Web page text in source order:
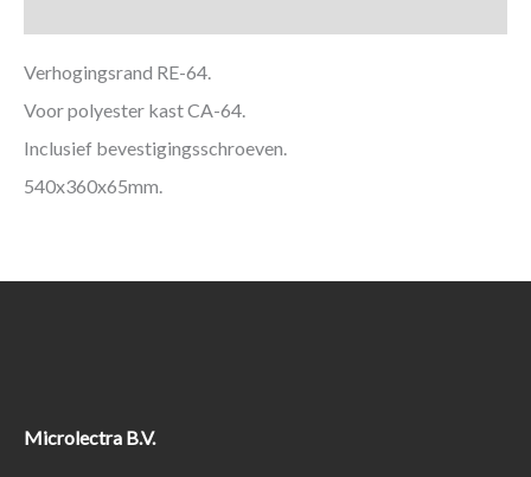
Verhogingsrand RE-64.
Voor polyester kast CA-64.
Inclusief bevestigingsschroeven.
540x360x65mm.
Microlectra B.V.